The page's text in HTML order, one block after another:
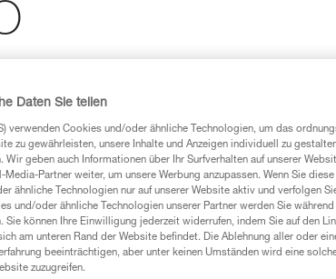
und der Realität kann
Ergebnisse der von Petzl im
Daten Sie teilen
verwenden Cookies und/oder ähnliche Technologien, um das
zu gewährleisten, unsere Inhalte und Anzeigen individuell zu
Wir geben auch Informationen über Ihr Surfverhalten auf unserer
Media-Partner weiter, um unsere Werbung anzupassen. Wenn Sie
ähnliche Technologien nur auf unserer Website aktiv und verfolgen
und/oder ähnliche Technologien unserer Partner werden Sie während
Sie können Ihre Einwilligung jederzeit widerrufen, indem Sie auf den
am unteren Rand der Website befindet. Die Ablehnung aller oder
beeinträchtigen, aber unter keinen Umständen wird eine
zuzugreifen.